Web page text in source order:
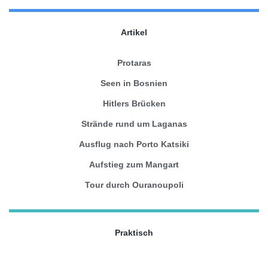
Artikel
Protaras
Seen in Bosnien
Hitlers Brücken
Strände rund um Laganas
Ausflug nach Porto Katsiki
Aufstieg zum Mangart
Tour durch Ouranoupoli
Praktisch